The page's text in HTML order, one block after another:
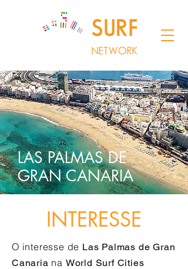
LAS PALMAS DE
GRAN CANARIA
INTERESSE
O interesse de Las Palmas de Gran
Canaria na World Surf Cities